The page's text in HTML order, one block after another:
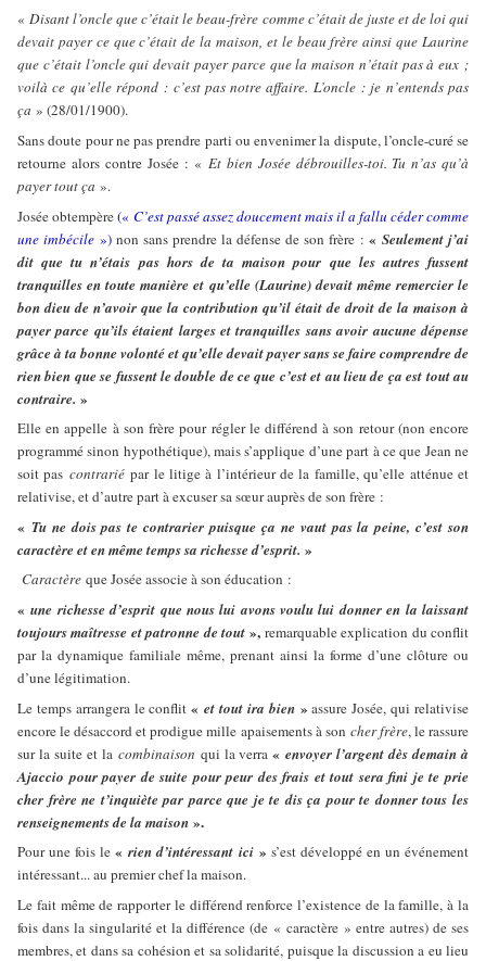
«Disant l’oncle que c’était le beau-frère comme c’était de juste et de loi qui
devait payer ce que c’était de la maison, et le beau frère ainsi que Laurine
que c’était l’oncle qui devait payer parce que la maison n’était pas à eux ;
voilà ce qu’elle répond : c’est pas notre affaire. L’oncle : je n’entends pas
ça » (28/01/1900).
Sans doute pour ne pas prendre parti ou envenimer la dispute, l’oncle-curé se
retourne alors contre Josée : « Et bien Josée débrouilles-toi. Tu n’as qu’à
payer tout ça ».
Josée obtempère(« C’est passé assez doucement mais il a fallu céder comme
une imbécile ») non sans prendre la défense de son frère : « Seulement j’ai
dit que tu n’étais pas hors de ta maison pour que les autres fussent
tranquilles en toute manière et qu’elle (Laurine) devait même remercier le
bon dieu de n’avoir que la contribution qu’il était de droit de la maison à
payer parce qu’ils étaient larges et tranquilles sans avoir aucune dépense
grâce à ta bonne volonté et qu’elle devait payer sans se faire comprendre de
rien bien que se fussent le double de ce que c’est et au lieu de ça est tout au
contraire. »
Elle en appelle à son frère pour régler le différend à son retour (non encore
programmé sinon hypothétique), mais s’applique d’une part à ce que Jean ne
soit pas contrarié par le litige à l’intérieur de la famille, qu’elle atténue et
relativise, et d’autre part à excuser sa sœur auprès de son frère :
« Tu ne dois pas te contrarier puisque ça ne vaut pas la peine, c’est son
caractère et en même temps sa richesse d’esprit. »
Caractère que Josée associe à son éducation :
«une richesse d’esprit que nous lui avons voulu lui donner en la laissant
toujours maîtresse et patronne de tout », remarquable explication du conflit
par la dynamique familiale même, prenant ainsi la forme d’une clôture ou
d’une légitimation.
Le temps arrangera le conflit«et tout ira bien» assure Josée, qui relativise
encore le désaccord et prodigue mille apaisements à son cher frère, le rassure
sur la suite et la combinaison qui la verra «envoyer l’argent dès demain à
Ajaccio pour payer de suite pour peur des frais et tout sera fini je te prie
cher frère ne t’inquiète par parce que je te dis ça pour te donner tous les
renseignements de la maison ».
Pour une fois le«rien d’intéressant ici» s’est développé en un événement
intéressant... au premier chef la maison.
Le fait même de rapporter le différend renforce l’existence de la famille, à la
fois dans la singularité et la différence (de « caractère » entre autres) de ses
membres, et dans sa cohésion et sa solidarité, puisque la discussion a eu lieu